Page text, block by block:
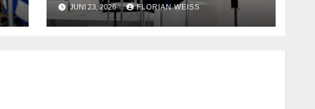
JUNI 23, 2026 FLORIAN WEISS